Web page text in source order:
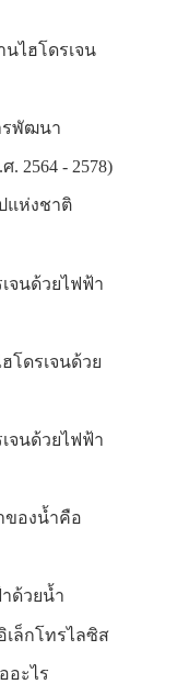
ไฮโดรเจน
รพัฒนา
2564 - 2578)
แห่งชาติ
จนด้วยไฟฟ้า
โดรเจนด้วย
จนด้วยไฟฟ้า
ของน้ำคือ
ด้วยน้ำ
เล็กโทรไลซิส
อะไร